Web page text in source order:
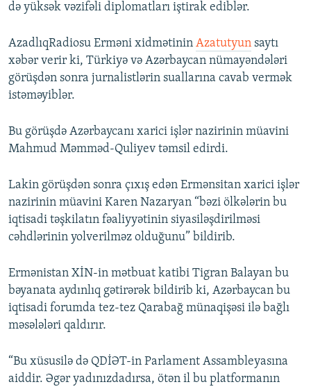
də yüksək vəzifəli diplomatları iştirak ediblər.
AzadlıqRadiosu Erməni xidmətinin Azatutyun saytı
xəbər verir ki, Türkiyə və Azərbaycan nümayəndələri
görüşdən sonra jurnalistlərin suallarına cavab vermək
istəməyiblər.
Bu görüşdə Azərbaycanı xarici işlər nazirinin müavini
Mahmud Məmməd-Quliyev təmsil edirdi.
Lakin görüşdən sonra çıxış edən Ermənsitan xarici işlər
nazirinin müavini Karen Nazaryan “bəzi ölkələrin bu
iqtisadi təşkilatın fəaliyyətinin siyasiləşdirilməsi
cəhdlərinin yolverilməz olduğunu” bildirib.
Ermənistan XİN-in mətbuat katibi Tigran Balayan bu
bəyanata aydınlıq gətirərək bildirib ki, Azərbaycan bu
iqtisadi forumda tez-tez Qarabağ münaqişəsi ilə bağlı
məsələləri qaldırır.
“Bu xüsusilə də QDİƏT-in Parlament Assambleyasına
aiddir. Əgər yadınızdadırsa, ötən il bu platformanın